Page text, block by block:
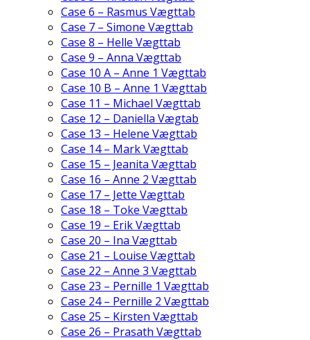
Case 6 – Rasmus Vægttab
Case 7 – Simone Vægttab
Case 8 – Helle Vægttab
Case 9 – Anna Vægttab
Case 10 A – Anne 1 Vægttab
Case 10 B – Anne 1 Vægttab
Case 11 – Michael Vægttab
Case 12 – Daniella Vægtab
Case 13 – Helene Vægttab
Case 14 – Mark Vægttab
Case 15 – Jeanita Vægttab
Case 16 – Anne 2 Vægttab
Case 17 – Jette Vægttab
Case 18 – Toke Vægttab
Case 19 – Erik Vægttab
Case 20 – Ina Vægttab
Case 21 – Louise Vægttab
Case 22 – Anne 3 Vægttab
Case 23 – Pernille 1 Vægttab
Case 24 – Pernille 2 Vægttab
Case 25 – Kirsten Vægttab
Case 26 – Prasath Vægttab